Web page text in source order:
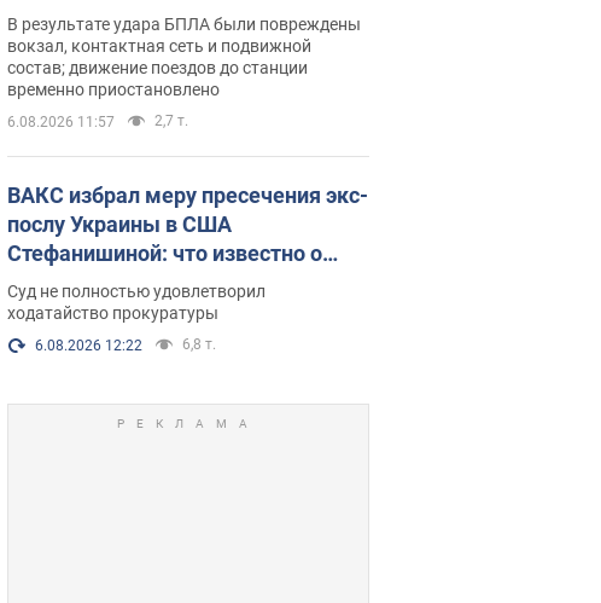
есть погибшие и раненые
В результате удара БПЛА были повреждены
вокзал, контактная сеть и подвижной
состав; движение поездов до станции
временно приостановлено
6.08.2026 11:57 2,7 т.
ВАКС избрал меру пресечения экс-
послу Украины в США
Стефанишиной: что известно о
деле
Суд не полностью удовлетворил
ходатайство прокуратуры
6.08.2026 12:22 6,8 т.